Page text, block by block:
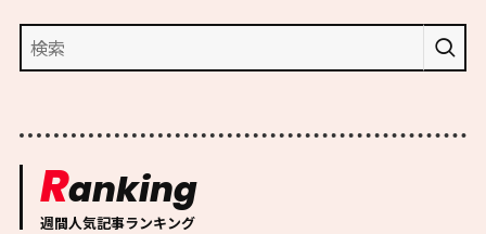
Ranking
週間人気記事ランキング